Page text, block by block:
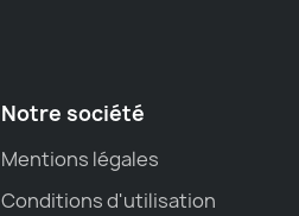
Notre société
Mentions légales
Conditions d'utilisation